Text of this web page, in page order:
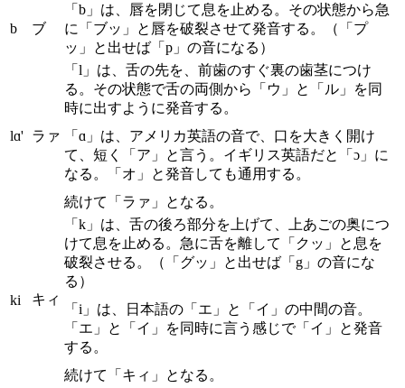
b ブ
「b」は、唇を閉じて息を止める。その状態から急
に「ブッ」と唇を破裂させて発音する。（「プ
ッ」と出せば「p」の音になる）
lɑ' ラァ
「l」は、舌の先を、前歯のすぐ裏の歯茎につけ
る。その状態で舌の両側から「ウ」と「ル」を同
時に出すように発音する。
「ɑ」は、アメリカ英語の音で、口を大きく開け
て、短く「ア」と言う。イギリス英語だと「ɔ」に
なる。「オ」と発音しても通用する。
続けて「ラァ」となる。
ki キィ
「k」は、舌の後ろ部分を上げて、上あごの奥につ
けて息を止める。急に舌を離して「クッ」と息を
破裂させる。（「グッ」と出せば「g」の音にな
る）
「i」は、日本語の「エ」と「イ」の中間の音。
「エ」と「イ」を同時に言う感じで「イ」と発音
する。
続けて「キィ」となる。